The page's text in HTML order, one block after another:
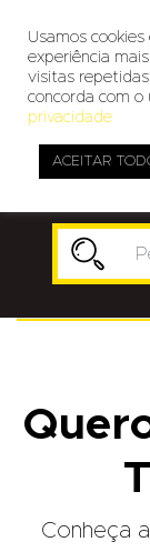
Conheça
Usamos
experiência
visitas
concorda com o
privacidade
ACEITAR